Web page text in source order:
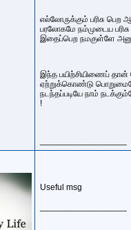
எல்லோருக்கும் பரிசு
பரலோகமே நம்முடைய
இதைப்பெற நமகுள்ளே
இந்த பயிற்சியிணைப்
ஏற்றுக்கொண்டு
நடந்தப்படியே நாம்
!
Useful msg